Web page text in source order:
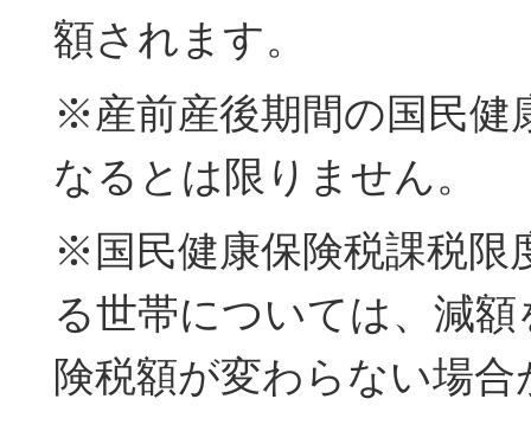
額されます。
※産前産後期間の国民健
なるとは限りません。
※国民健康保険税課税限
る世帯については、減
険税額が変わらない場